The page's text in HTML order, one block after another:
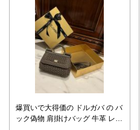
爆買いで大得価の ドルガバ の バ
ック偽物 肩掛けバッグ 牛革 レザ